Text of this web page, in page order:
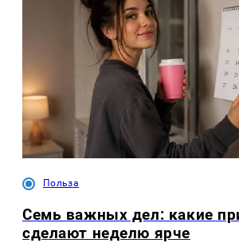
Польза
Семь важных дел: какие
сделают неделю ярче